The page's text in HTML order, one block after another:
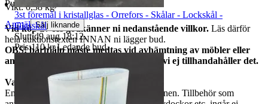
Vikt: 0,38 kg
Vid köp av oss godkänner ni nedanstående villkor. Läs därför
hela auktionstexten INNAN ni lägger bud.
OBS! bärhjälp måste medtas vid avhämtning av möbler eller
andra stora och/eller tunga föremål då vi ej tillhandahåller det.
Varubeskrivning
Endast det ni ser på bilderna ingår i auktionen. Tillbehör som
Publicerad
3 jun 22:24
Anmäl Sälj liknande
3st föremål i kristallglas - Orrefors - Skålar - Lockskål -
Glasskål
Sluttid9 aug 18:12.
Pris:110 kr,Ledande bud.